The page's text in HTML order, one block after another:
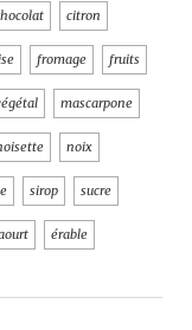
citron
fromage fruits
mascarpone
noix
sirop sucre
érable